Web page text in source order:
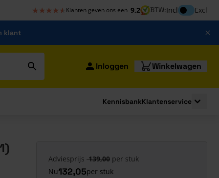
★★★★★
★★★★★ Klanten geven ons een 9,2 BTW:InclInclusief btw
Excl
klant
Inloggen Winkelwagen
KennisbankKlantenservice
Adviesprijs 139,00 per stuk
Nu132,05per stuk